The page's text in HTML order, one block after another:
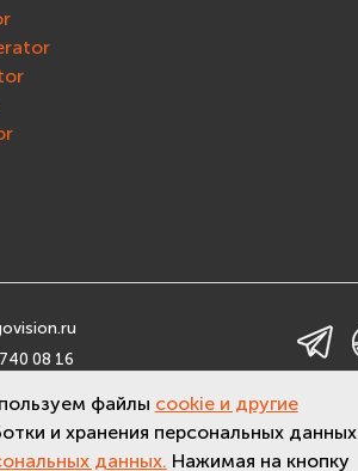
08 16
файлы cookie и другие
и хранения персональных данных
данных. Нажимая на кнопку